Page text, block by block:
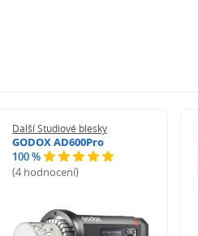
Další Studiové blesky
GODOX AD600Pro
100 %
(4 hodnocení)